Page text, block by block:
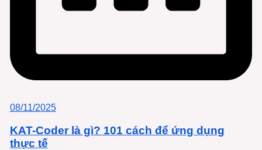
08/11/2025
KAT-Coder là gì? 101 cách để ứng dụng
thực tế